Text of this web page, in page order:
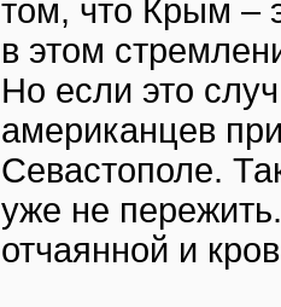
том, что Крым –
в этом
Но если это
американцев
Севастополе.
уже не
отчаянной и